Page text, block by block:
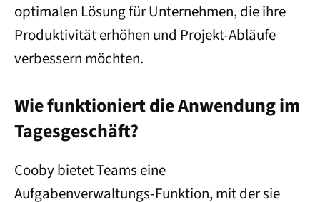
optimalen Lösung für Unternehmen, die ihre
Produktivität erhöhen und Projekt-Abläufe
verbessern möchten.
Wie funktioniert die Anwendung im
Tagesgeschäft?
Cooby bietet Teams eine
Aufgabenverwaltungs-Funktion, mit der sie